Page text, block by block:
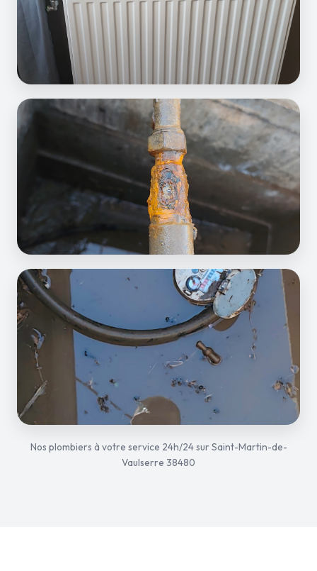
Nos plombiers à votre service 24h/24 sur Saint-Martin-de-
Vaulserre 38480